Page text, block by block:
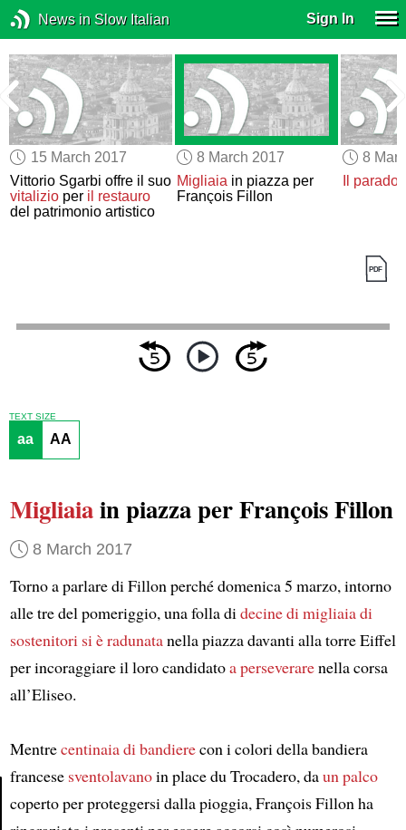
News in Slow Italian Sign In
15 March 2017
Vittorio Sgarbi offre il suo
vitalizio per il restauro
del patrimonio artistico
8 March 2017
Migliaiain piazza per
François Fillon
8
Il
TEXT SIZE
aa AA
Migliaiain piazza per François Fillon
8 March 2017
Torno a parlare di Fillon perché domenica 5 marzo, intorno
alle tre del pomeriggio, una folla didecine di migliaia di
sostenitori si è radunatanella piazza davanti alla torre Eiffel
per incoraggiare il loro candidatoa perseverarenella corsa
all’Eliseo.
Mentrecentinaia di bandierecon i colori della bandiera
francese sventolavanoin place du Trocadero, daun palco
coperto per proteggersi dalla pioggia, François Fillon ha